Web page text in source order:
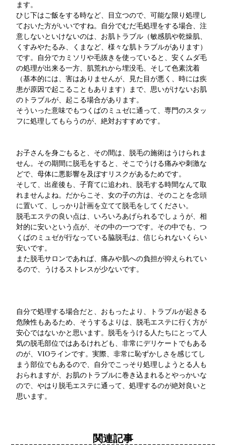
ます。
ひじ下はご飯をする時など、目立つので、可能な限り処理し
ておいた方がいいですね。自分でむだ毛処理をする場合、注
意しないといけないのは、お肌トラブル（敏感肌や乾燥肌、
くすみやたるみ、くまなど、様々な肌トラブルがあります）
です。自分でカミソリや毛抜きを使っていると、安くムダ毛
の処理が出来る一方、肌荒れから埋没毛、そして色素沈着
（基本的には、害はありませんが、見た目が悪く、時には疾
患が原因で起こることもあります）まで、思いがけないお肌
のトラブルが、起こる場合があります。
そういった意味でもつくばのミュゼに通って、専門のスタッ
フに処理してもらうのが、絶対おすすめです。
お子さんを身ごもると、その間は、脱毛の施術はうけられま
せん。その期間に脱毛をすると、そこでうける痛みや刺激な
どで、母体に悪影響を及ぼすリスクがあるためです。
そして、出産後も、子育てに追われ、脱毛する時間なんて取
れませんよね。だからこそ、女の子の方は、そのことを念頭
に置いて、しっかり計画を立てて脱毛をしてください。
脱毛エステの良い点は、いろいろあげられるでしょうが、相
対的に安いという点が、その中の一つです。その中でも、つ
くばのミュゼが行なっている脇脱毛は、信じられないくらい
安いです。
また脱毛サロンであれば、痛みや肌への負担が抑えられてい
るので、うけるストレスが少ないです。
自分で処理する場合だと、おもったより、トラブルが起きる
危険性もあるため、そうするよりは、脱毛エステに行く方が
安心ではないかと思います。脱毛をうける人たちにとって人
気の脱毛部位ではあるけれども、非常にデリケートでもある
のが、VIOラインです。実際、非常に恥ずかしさを感じてし
まう部位でもあるので、自分でこっそり処理しようとる人も
おられますが、お肌のトラブルに巻き込まれるとやっかいな
ので、やはり脱毛エステに通って、処理するのが絶対良いと
思います。
関連記事